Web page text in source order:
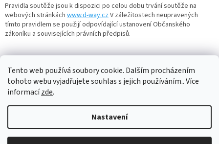
Tento web používá soubory cookie. Dalším procházením
tohoto webu vyjadřujete souhlas s jejich používáním.. Více
informacízde.
Nastavení
Pravidla soutěže jsou k dispozici po celou dobu trvání soutěže na
webových stránkách www.d-way.czV záležitostech neupravených
tímto pravidlem se použijí odpovídající ustanovení Občanského
zákoníku a souvisejících právních předpisů.
PŘEDCHOZÍ ČLÁNEK DALŠÍ ČLÁNEK
Vytvořil Shoptet